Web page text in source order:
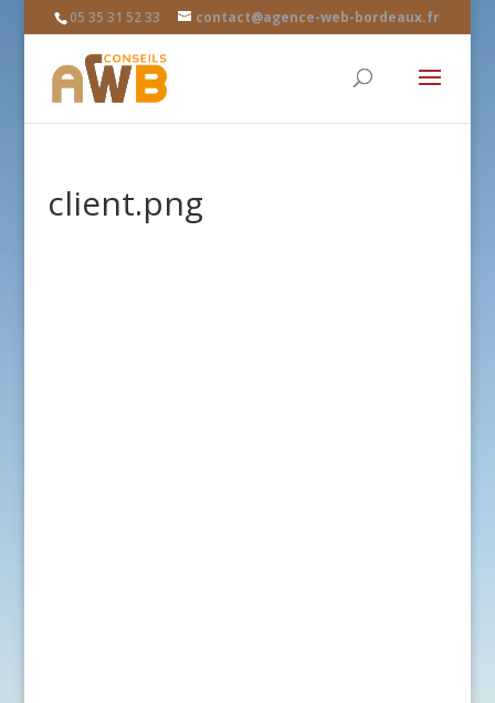
05 35 31 52 33 contact@agence-web-bordeaux.fr
client.png